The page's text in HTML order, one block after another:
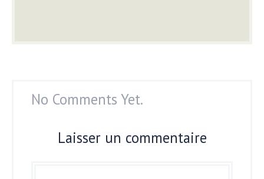
No Comments Yet.
Laisser un commentaire